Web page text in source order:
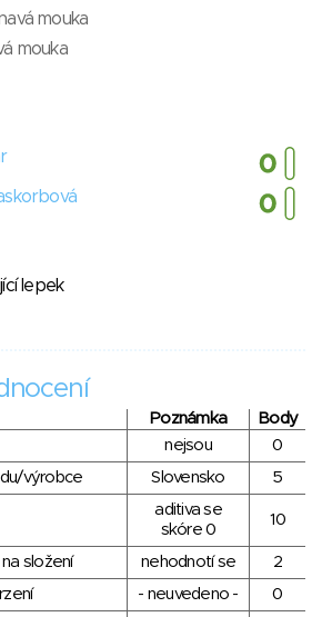
mouka
mouka
lepek
Poznámka
Body
nejsou
0
výrobce
Slovensko 5
aditiva se
skóre 0
10
složení nehodnotí se
2
- neuvedeno -
0